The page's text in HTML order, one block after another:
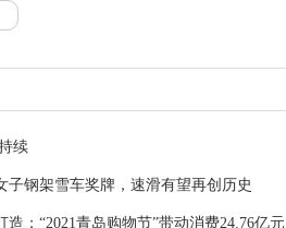
续
钢架雪车奖牌，速滑有望再创历史
；“2021青岛购物节”带动消费24.76亿元